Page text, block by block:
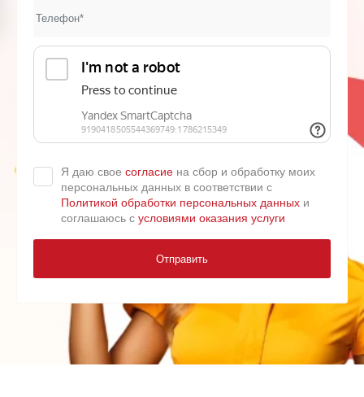
Отправить
Я даю свое согласие на сбор и обработку моих
персональных данных в соответствии с
Политикой обработки персональных данных и
соглашаюсь с условиями оказания услуги